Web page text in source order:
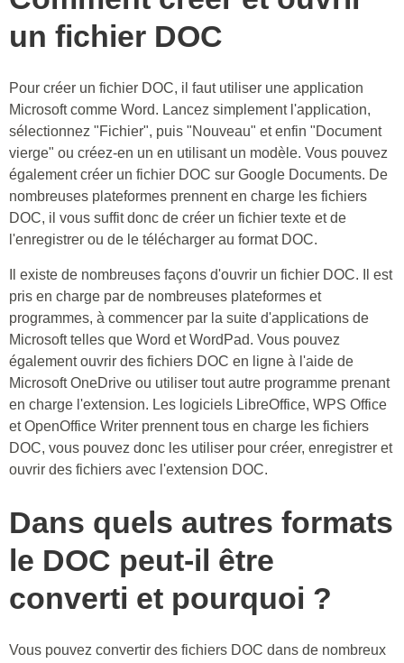
un fichier DOC
Pour créer un fichier DOC, il faut utiliser une application
Microsoft comme Word. Lancez simplement l'application,
sélectionnez "Fichier", puis "Nouveau" et enfin "Document
vierge" ou créez-en un en utilisant un modèle. Vous pouvez
également créer un fichier DOC sur Google Documents. De
nombreuses plateformes prennent en charge les fichiers
DOC, il vous suffit donc de créer un fichier texte et de
l'enregistrer ou de le télécharger au format DOC.
Il existe de nombreuses façons d'ouvrir un fichier DOC. Il est
pris en charge par de nombreuses plateformes et
programmes, à commencer par la suite d'applications de
Microsoft telles que Word et WordPad. Vous pouvez
également ouvrir des fichiers DOC en ligne à l'aide de
Microsoft OneDrive ou utiliser tout autre programme prenant
en charge l'extension. Les logiciels LibreOffice, WPS Office
et OpenOffice Writer prennent tous en charge les fichiers
DOC, vous pouvez donc les utiliser pour créer, enregistrer et
ouvrir des fichiers avec l'extension DOC.
Dans quels autres formats
le DOC peut-il être
converti et pourquoi ?
Vous pouvez convertir des fichiers DOC dans de nombreux